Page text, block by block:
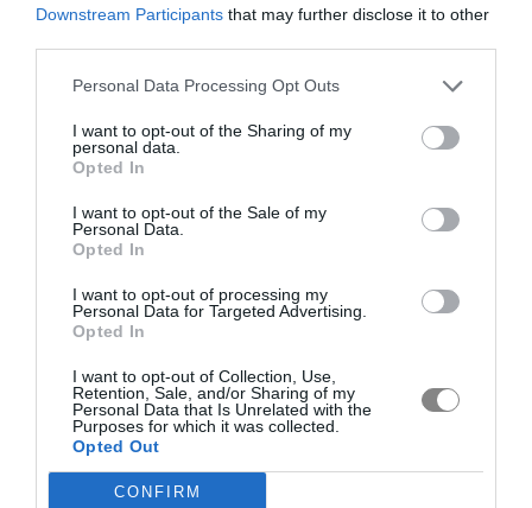
Downstream Participants that may further disclose it to other
Personal Data Processing Opt Outs
I want to opt-out of the Sharing of my
personal data.
Opted In
I want to opt-out of the Sale of my
Personal Data.
Opted In
I want to opt-out of processing my
Personal Data for Targeted Advertising.
Opted In
I want to opt-out of Collection, Use,
Retention, Sale, and/or Sharing of my
Personal Data that Is Unrelated with the
Purposes for which it was collected.
Opted Out
CONFIRM